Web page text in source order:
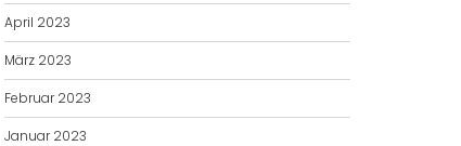
April 2023
März 2023
Februar 2023
Januar 2023